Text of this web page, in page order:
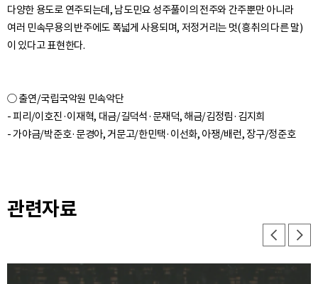
다양한 용도로 연주되는데, 남도민요 성주풀이의 전주와 간주뿐만 아니라
여러 민속무용의 반주에도 폭넓게 사용되며, 저정거리는 멋(흥취의 다른 말)
○ 출연/국립국악원 민속악단
- 피리/이호진·이재혁, 대금/길덕석·문재덕, 해금/김정림·김지희
- 가야금/박준호·문경아, 거문고/한민택·이선화, 아쟁/배런, 장구/정준호
관련자료